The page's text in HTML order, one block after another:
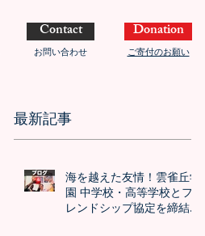
Contact
お問い合わせ
Donation
ご寄付のお願い
最新記事
海を越えた友情！雲雀丘学
園 中学校・高等学校とフ
レンドシップ協定を締結し